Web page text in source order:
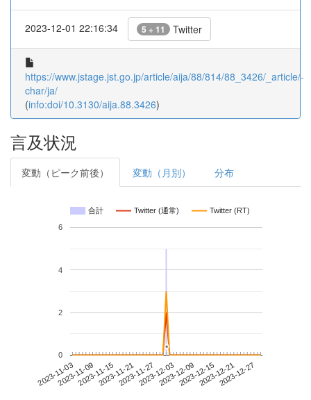
2023-12-01 22:16:34 5 + 11 Twitter
https://www.jstage.jst.go.jp/article/aija/88/814/88_3426/_article/-
char/ja/
(info:doi/10.3130/aija.88.3426)
言及状況
変動（ピーク前後） 変動（月別） 分布
合計 Twitter (通常) Twitter (RT)
2023-11-032023-11-092023-11-152023-11-212023-11-272023-12-032023-12-092023-12-152023-12-212023-12-27
0
2
4
6
*
*